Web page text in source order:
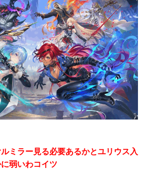
ミラー見る必要あるかとユリウス入
に弱いわコイツ